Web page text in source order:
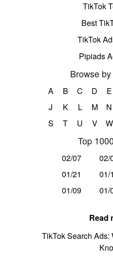
TikTok
Best
TikTok
Pipiads
Browse
A B C D E
J
K L M N
S
T U V W
Top
02/07 02/
01/21
01/
01/09
01/
Read
TikTok Search Ads: